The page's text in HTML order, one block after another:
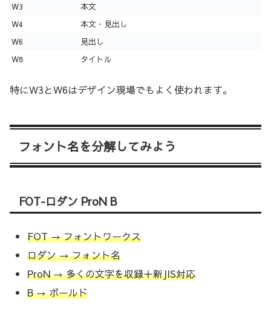
W3
本文
W4
本文・見出し
W6
見出し
W8
タイトル
特にW3とW6はデザイン現場でもよく使われます。
フォント名を分解してみよう
FOT-ロダン ProN B
FOT → フォントワークス
ロダン → フォント名
ProN → 多くの文字を収録＋新JIS対応
B → ボールド